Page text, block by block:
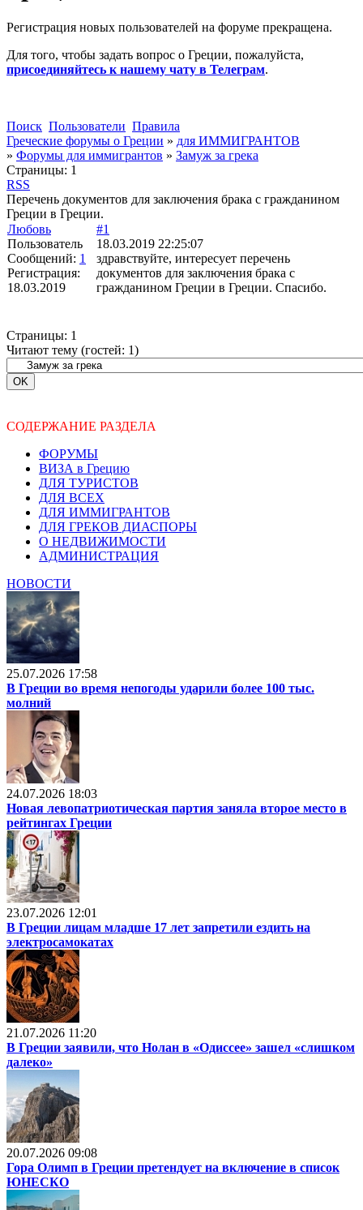
Регистрация новых пользователей на форуме прекращена.
Для того, чтобы задать вопрос о Греции, пожалуйста,
присоединяйтесь к нашему чату в Телеграм.
Поиск Пользователи Правила
Греческие форумы о Греции » для ИММИГРАНТОВ
» Форумы для иммигрантов » Замуж за грека
Страницы: 1
RSS
Перечень документов для заключения брака с гражданином
Греции в Греции.
Любовь
Пользователь
Сообщений: 1
Регистрация:
18.03.2019
#1
18.03.2019 22:25:07
здравствуйте, интересует перечень
документов для заключения брака с
гражданином Греции в Греции. Спасибо.
Страницы: 1
Читают тему (гостей: 1)
СОДЕРЖАНИЕ РАЗДЕЛА
ФОРУМЫ
ВИЗА в Грецию
ДЛЯ ТУРИСТОВ
ДЛЯ ВСЕХ
ДЛЯ ИММИГРАНТОВ
ДЛЯ ГРЕКОВ ДИАСПОРЫ
О НЕДВИЖИМОСТИ
АДМИНИСТРАЦИЯ
НОВОСТИ
25.07.2026 17:58
В Греции во время непогоды ударили более 100 тыс.
молний
24.07.2026 18:03
Новая левопатриотическая партия заняла второе место в
рейтингах Греции
23.07.2026 12:01
В Греции лицам младше 17 лет запретили ездить на
электросамокатах
21.07.2026 11:20
В Греции заявили, что Нолан в «Одиссее» зашел «слишком
далеко»
20.07.2026 09:08
Гора Олимп в Греции претендует на включение в список
ЮНЕСКО